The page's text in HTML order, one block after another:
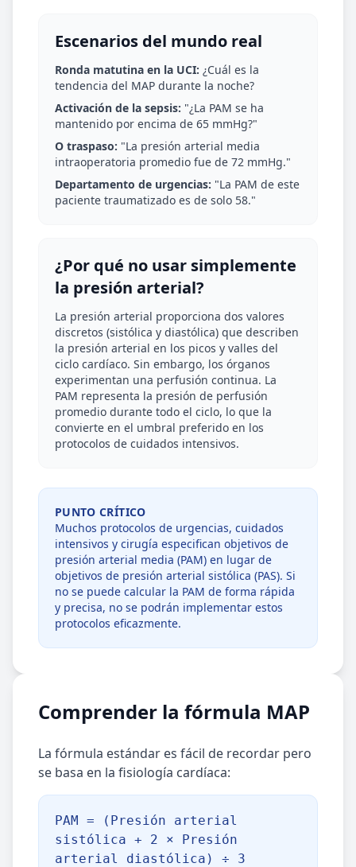
Escenarios del mundo real
Ronda matutina en la UCI: ¿Cuál es la
tendencia del MAP durante la noche?
Activación de la sepsis: "¿La PAM se ha
mantenido por encima de 65 mmHg?"
O traspaso: "La presión arterial media
intraoperatoria promedio fue de 72 mmHg."
Departamento de urgencias: "La PAM de este
paciente traumatizado es de solo 58."
¿Por qué no usar simplemente
la presión arterial?
La presión arterial proporciona dos valores
discretos (sistólica y diastólica) que describen
la presión arterial en los picos y valles del
ciclo cardíaco. Sin embargo, los órganos
experimentan una perfusión continua. La
PAM representa la presión de perfusión
promedio durante todo el ciclo, lo que la
convierte en el umbral preferido en los
protocolos de cuidados intensivos.
PUNTO CRÍTICO
Muchos protocolos de urgencias, cuidados
intensivos y cirugía especifican objetivos de
presión arterial media (PAM) en lugar de
objetivos de presión arterial sistólica (PAS). Si
no se puede calcular la PAM de forma rápida
y precisa, no se podrán implementar estos
protocolos eficazmente.
Comprender la fórmula MAP
La fórmula estándar es fácil de recordar pero
se basa en la fisiología cardíaca:
PAM = (Presión arterial
sistólica + 2 × Presión
arterial diastólica) ÷ 3